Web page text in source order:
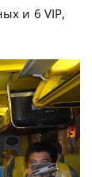
и 6 VIP,